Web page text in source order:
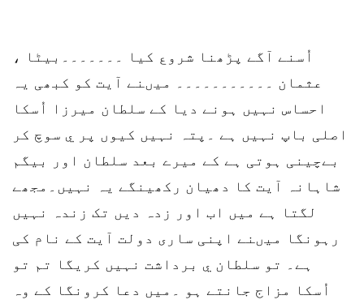
اُسنے آگے پڑھنا شروع کیا ۔۔۔۔۔۔۔بیٹا ،
عثمان ۔۔۔۔۔۔۔۔۔۔۔ میںنے آیت کو کبھی یہ
احساس نہیں ہونے دیا کے سلطان میرزا اُسکا
اصلی باپ نہیں ہے ۔پتہ نہیں کیوں پر ي سوچ کر
بےچینی ہوتی ہے کے میرے بعد سلطان اور بیگم
شاہانہ آیت کا دھیان رکھینگے یہ نہیں۔مجھے
لگتا ہے میں اب اور زدہ دیں تک زندہ نہیں
رہونگا میںنے اپنی ساری دولت آیت کے نام کی
ہے۔ تو سلطان ي برداشت نہیں کریگا تم تو
اُسکا مزاج جانتے ہو ۔میں دعا کرونگا کے وہ